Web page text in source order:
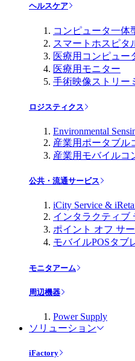
ヘルスケア
コンピュータ一体
スマートホスピタ
医療用コンピュー
医療用モニター
手術映像ストリー
ロジスティクス
Environmental
産業用ポータブル
産業用モバイルコ
公共・流通サービス
iCity Service &
インタラクティブ
ポイント オフ サ
モバイルPOSタブ
モニタアーム
周辺機器
Power Supply
ソリューション
iFactory